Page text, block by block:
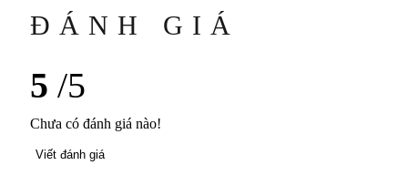
ĐÁNH GIÁ
5 /5
Chưa có đánh giá nào!
Viết đánh giá